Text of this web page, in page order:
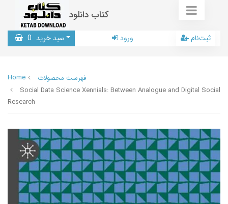
کتاب دانلود
سبد خرید 0 ورود ثبت‌نام
Home
فهرست محصولات
Social Data Science Xennials: Between Analogue and Digital Social
Research